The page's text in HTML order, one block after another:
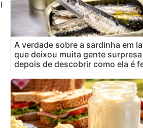
A verdade sobre a sardinha em
que deixou muita gente surpresa
depois de descobrir como ela é